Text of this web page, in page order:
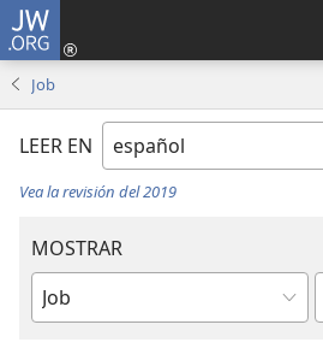
JW.ORG
Job
LEER EN
Vea la revisión del 2019
MOSTRAR
Libro